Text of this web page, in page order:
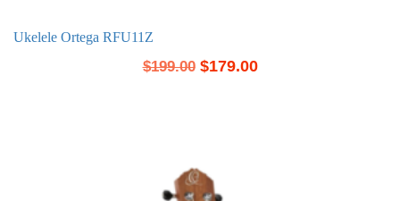
Ukelele Ortega RFU11Z
$199.00 $179.00